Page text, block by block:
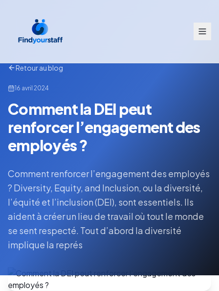
Retour au blog
16 avril 2024
Comment la DEI peut
renforcer l’engagement des
employés ?
Comment renforcer l’engagement des employés
? Diversity, Equity, and Inclusion, ou la diversité,
l’équité et l’inclusion (DEI), sont essentiels. Ils
aident à créer un lieu de travail où tout le monde
se sent respecté. Tout d’abord la diversité
implique la représ